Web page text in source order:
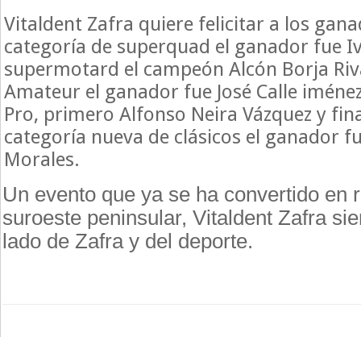
Vitaldent Zafra quiere felicitar a los
categoría de superquad el ganador fue
supermotard el campeón Alcón Borja
Amateur el ganador fue José Calle
Pro, primero Alfonso Neira Vázquez y
categoría nueva de clásicos el ganador
Morales.
Un evento que ya se ha convertido en
suroeste peninsular, Vitaldent Zafra
lado de Zafra y del deporte.